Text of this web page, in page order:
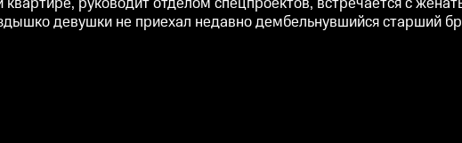
девушки не приехал недавно дембельнувшийся старший